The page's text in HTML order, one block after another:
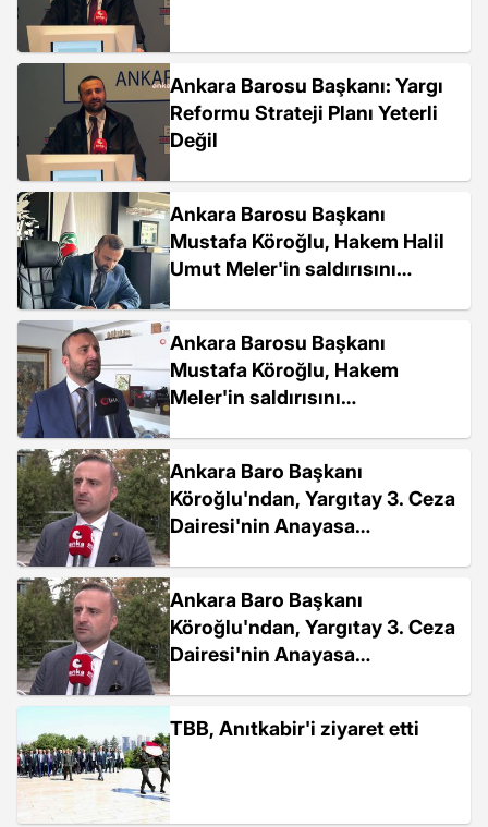
Ankara Barosu Başkanı: Yargı
Reformu Strateji Planı Yeterli
Değil
Ankara Barosu Başkanı
Mustafa Köroğlu, Hakem Halil
Umut Meler'in saldırısını
Ankara Barosu Başkanı
Mustafa Köroğlu, Hakem
Meler'in saldırısını
Ankara Baro Başkanı
Köroğlu'ndan, Yargıtay 3. Ceza
Dairesi'nin Anayasa
Çok Net Anayasa...
Ankara Baro Başkanı
Köroğlu'ndan, Yargıtay 3. Ceza
Dairesi'nin Anayasa
Çok Net Anayasa...
TBB, Anıtkabir'i ziyaret etti